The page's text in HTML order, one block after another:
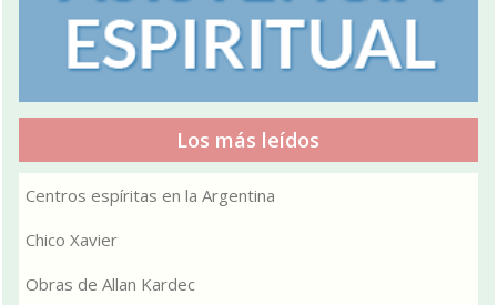
Los más leídos
Centros espíritas en la Argentina
Chico Xavier
Obras de Allan Kardec